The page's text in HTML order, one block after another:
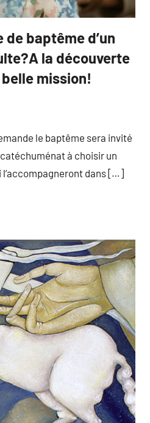
baptême d’un
la découverte
mission!
le baptême sera invité
à choisir un
dans […]